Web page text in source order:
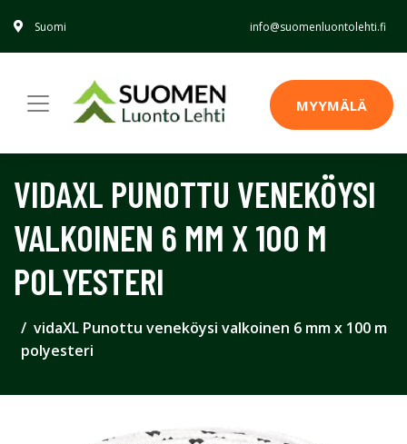
Suomi info@suomenluontolehti.fi
MYYMÄLÄ
VIDAXL PUNOTTU VENEKÖYSI
VALKOINEN 6 MM X 100 M
POLYESTERI
vidaXL Punottu veneköysi valkoinen 6 mm x 100 m
polyesteri